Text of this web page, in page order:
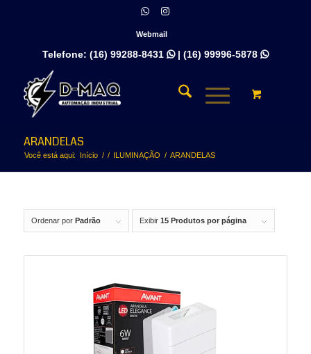
Webmail
Telefone: (16) 99288-8431 | (16) 99996-5878 
ARANDELAS
Você está aqui: Início / / ILUMINAÇÃO / ARANDELAS
Ordenar por Padrão Exibir 15 Produtos por página